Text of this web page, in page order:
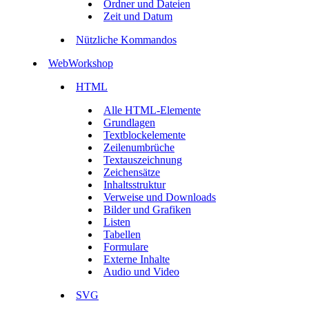
Ordner und Dateien
Zeit und Datum
Nützliche Kommandos
WebWorkshop
HTML
Alle HTML-Elemente
Grundlagen
Textblockelemente
Zeilenumbrüche
Textauszeichnung
Zeichensätze
Inhaltsstruktur
Verweise und Downloads
Bilder und Grafiken
Listen
Tabellen
Formulare
Externe Inhalte
Audio und Video
SVG